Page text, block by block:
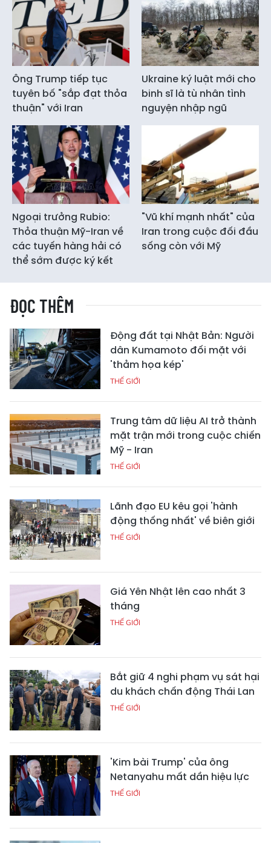
Ông Trump tiếp tục
tuyên bố "sắp đạt thỏa
thuận" với Iran
Ukraine ký luật mới cho
binh sĩ là tù nhân tình
nguyện nhập ngũ
Ngoại trưởng Rubio:
Thỏa thuận Mỹ-Iran về
các tuyến hàng hải có
thể sớm được ký kết
"Vũ khí mạnh nhất" của
Iran trong cuộc đối đầu
sống còn với Mỹ
ĐỌC THÊM
Động đất tại Nhật Bản: Người
dân Kumamoto đối mặt với
'thảm họa kép'
THẾ GIỚI
Trung tâm dữ liệu AI trở thành
mặt trận mới trong cuộc chiến
Mỹ - Iran
THẾ GIỚI
Lãnh đạo EU kêu gọi 'hành
động thống nhất' về biên giới
THẾ GIỚI
Giá Yên Nhật lên cao nhất 3
tháng
THẾ GIỚI
Bắt giữ 4 nghi phạm vụ sát hại
du khách chấn động Thái Lan
THẾ GIỚI
'Kim bài Trump' của ông
Netanyahu mất dần hiệu lực
THẾ GIỚI